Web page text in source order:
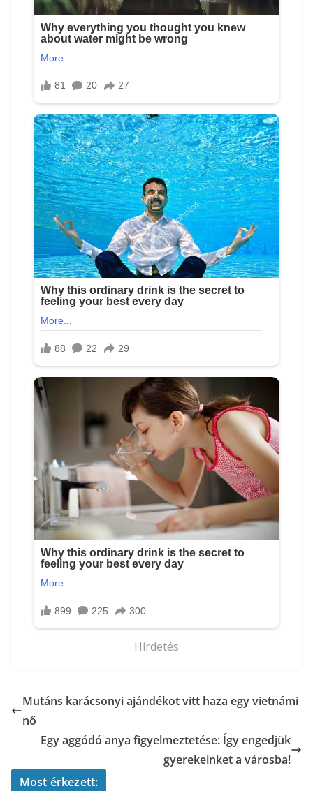
Hirdetés
Mutáns karácsonyi ajándékot vitt haza egy vietnámi
nő
Egy aggódó anya figyelmeztetése: Így engedjük
gyerekeinket a városba!
Most érkezett: